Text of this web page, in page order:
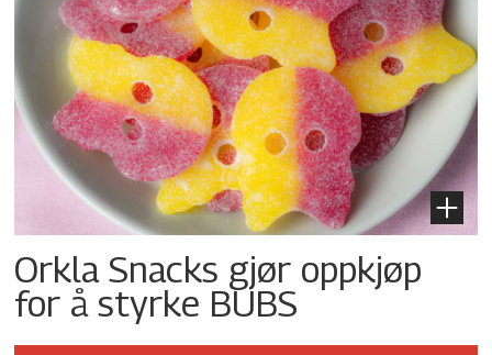
Orkla Snacks gjør oppkjøp
for å styrke BUBS